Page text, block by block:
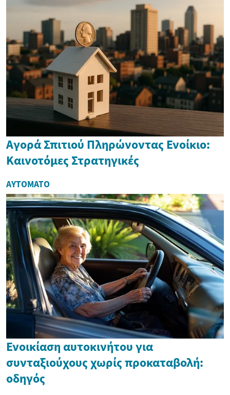
Αγορά Σπιτιού Πληρώνοντας Ενοίκιο:
Καινοτόμες Στρατηγικές
ΑΥΤΌΜΑΤΟ
Ενοικίαση αυτοκινήτου για
συνταξιούχους χωρίς προκαταβολή:
οδηγός